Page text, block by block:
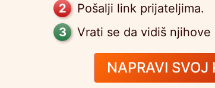
Pošalji link prijateljima.
Vrati se da vidiš njihove
NAPRAVI SVOJ